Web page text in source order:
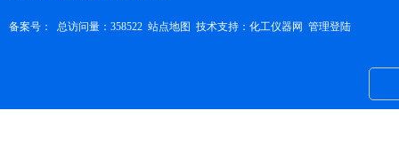
备案号： 总访问量：358522 站点地图 技术支持： 化工仪器网 管理登陆